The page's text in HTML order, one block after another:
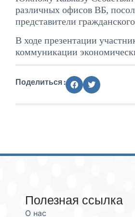
различных офисов ВБ,
представители
В ходе презентации
коммуникации
Поделиться :
Полезная ссылка
О нас